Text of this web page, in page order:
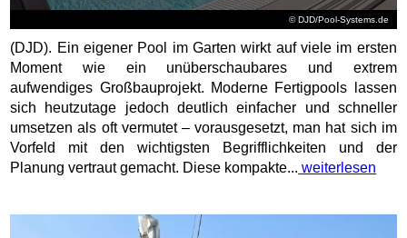
© DJD/Pool-Systems.de
(DJD). Ein eigener Pool im Garten wirkt auf viele im ersten
Moment wie ein unüberschaubares und extrem
aufwendiges Großbauprojekt. Moderne Fertigpools lassen
sich heutzutage jedoch deutlich einfacher und schneller
umsetzen als oft vermutet – vorausgesetzt, man hat sich im
Vorfeld mit den wichtigsten Begrifflichkeiten und der
Planung vertraut gemacht. Diese kompakte... weiterlesen